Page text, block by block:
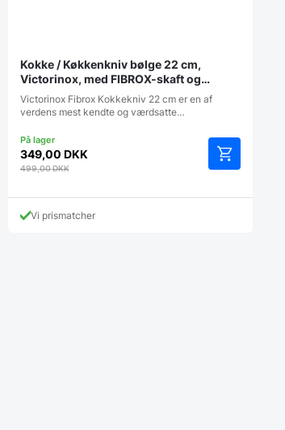
Kokke / Køkkenkniv bølge 22 cm,
Victorinox, med FIBROX-skaft og
tænder
Victorinox Fibrox Kokkekniv 22 cm er en af
verdens mest kendte og værdsatte…
349,00 DKK
499,00DKK
Vi prismatcher